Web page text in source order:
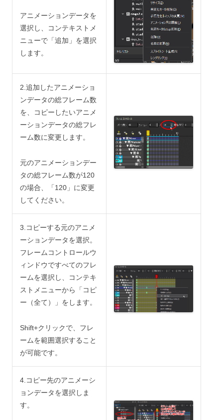
アニメーションデータを
選択し、コンテキストメ
ニューで「追加」を選択
します。
2.追加したアニメーショ
ンデータの総フレーム数
を、コピーしたいアニメ
ーションデータの総フレ
ーム数に変更します。
元のアニメーションデー
タの総フレーム数が120
の場合、「120」に変更
してください。
3.コピーする元のアニメ
ーションデータを選択。
フレームコントロールウ
ィンドウですべてのフレ
ームを選択し、コンテキ
ストメニューから「コピ
ー（全て）」をします。
Shift+クリックで、フレ
ームを範囲選択すること
が可能です。
4.コピー先のアニメーシ
ョンデータを選択しま
す。